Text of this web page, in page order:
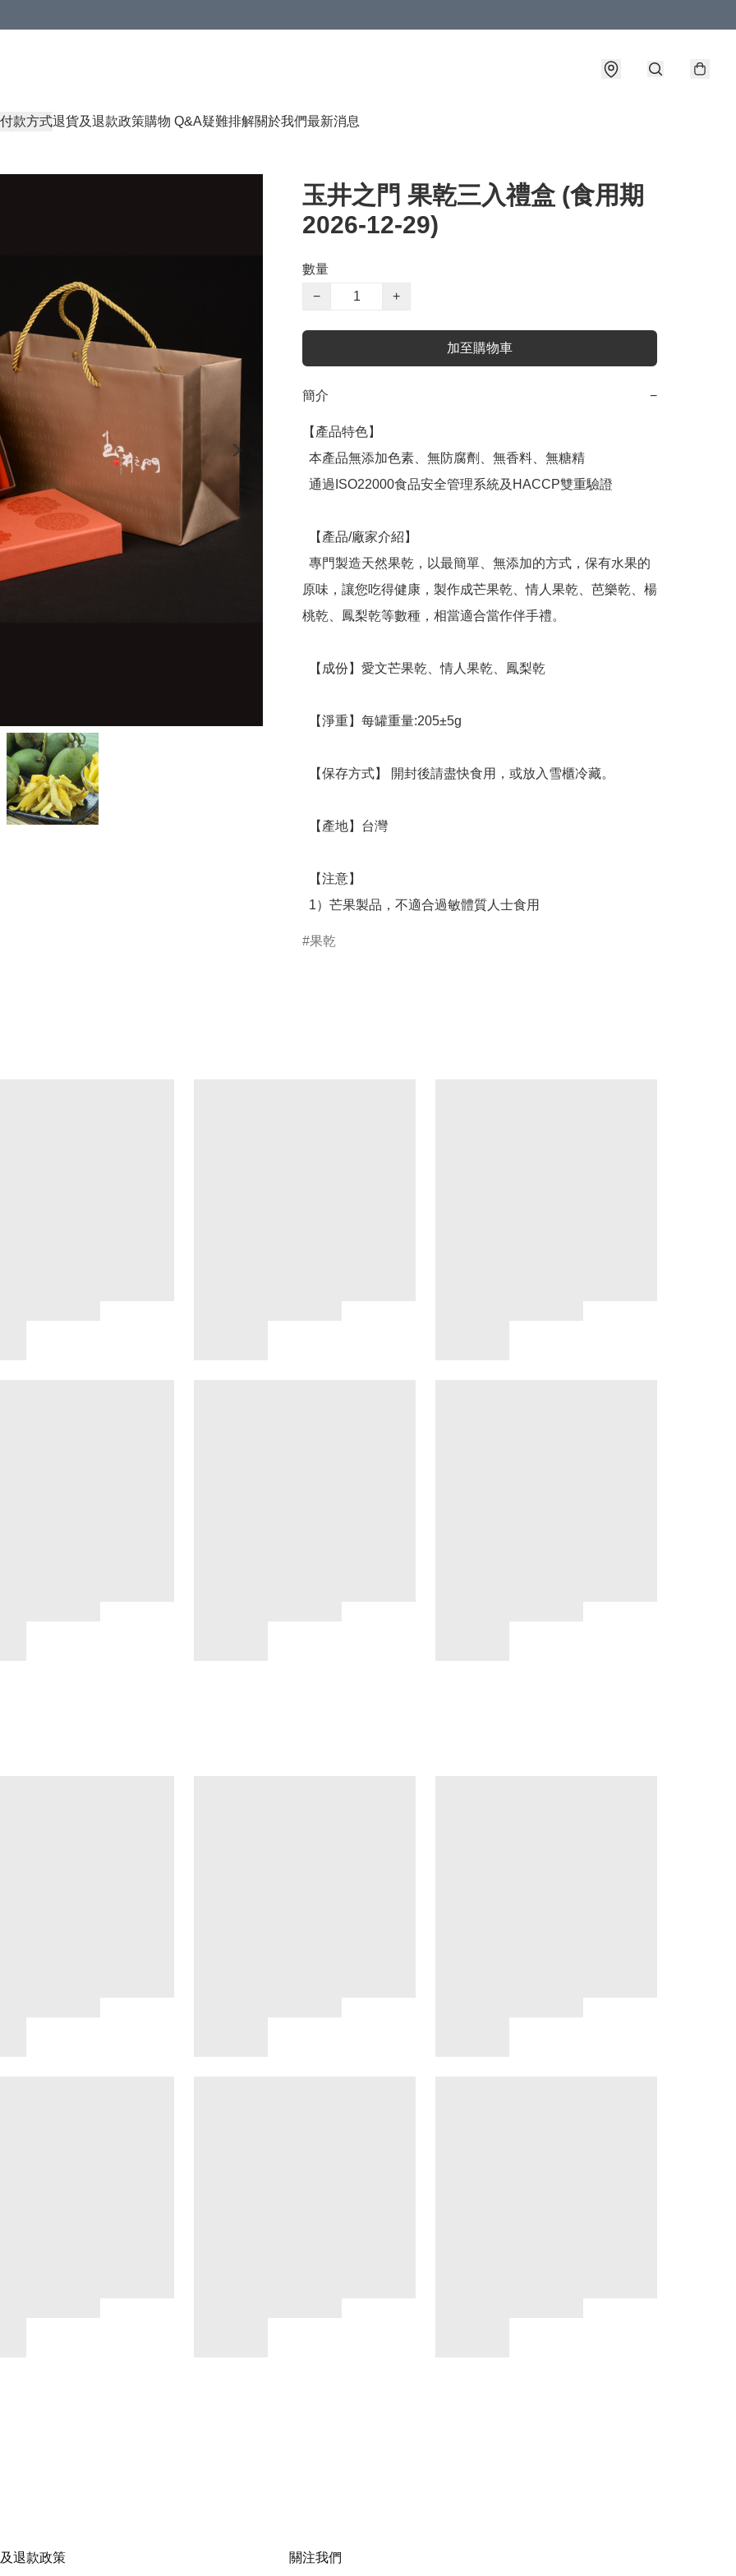
付款方式退貨及退款政策購物 Q&A疑難排解關於我們最新消息
玉井之門 果乾三入禮盒 (食用期
2026-12-29)
數量
−
+
加至購物車
簡介 −
【產品特色】
原味，讓您吃得健康，製作成芒果乾、情人果乾、芭樂乾、楊
桃乾、鳳梨乾等數種，相當適合當作伴手禮。
  1）芒果製品，不適合過敏體質人士食用
果乾
退款政策 關注我們